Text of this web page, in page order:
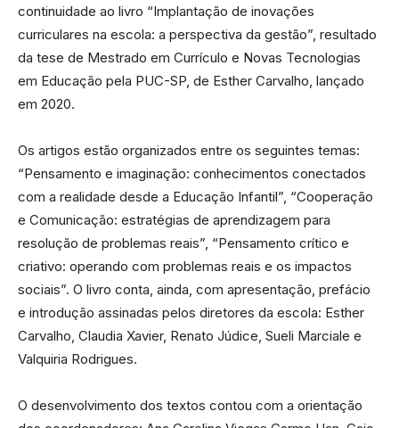
continuidade ao livro “Implantação de inovações
curriculares na escola: a perspectiva da gestão”, resultado
da tese de Mestrado em Currículo e Novas Tecnologias
em Educação pela PUC-SP, de Esther Carvalho, lançado
em 2020.
Os artigos estão organizados entre os seguintes temas:
“Pensamento e imaginação: conhecimentos conectados
com a realidade desde a Educação Infantil”, “Cooperação
e Comunicação: estratégias de aprendizagem para
resolução de problemas reais”, “Pensamento crítico e
criativo: operando com problemas reais e os impactos
sociais”. O livro conta, ainda, com apresentação, prefácio
e introdução assinadas pelos diretores da escola: Esther
Carvalho, Claudia Xavier, Renato Júdice, Sueli Marciale e
Valquiria Rodrigues.
O desenvolvimento dos textos contou com a orientação